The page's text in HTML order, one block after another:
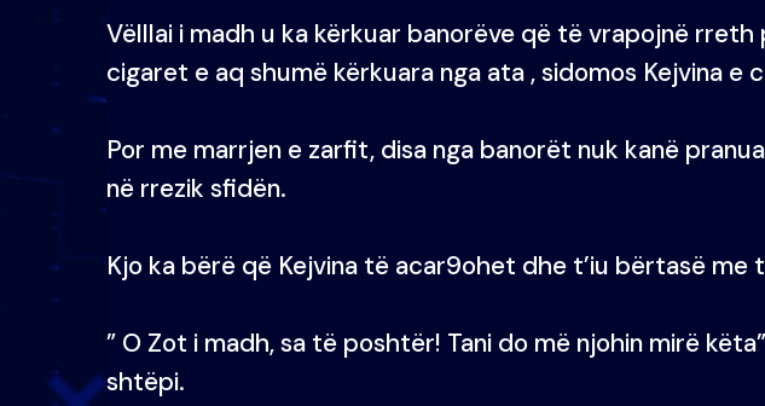
Vëlllai i madh u ka kërkuar banorëve që të vrapojnë rreth
cigaret e aq shumë kërkuara nga ata , sidomos Kejvina e
Por me marrjen e zarfit, disa nga banorët nuk kanë
në rrezik sfidën.
Kjo ka bërë që Kejvina të acar9ohet dhe t’iu bërtasë me
” O Zot i madh, sa të poshtër! Tani do më njohin mirë
shtëpi.